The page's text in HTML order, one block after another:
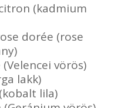
(kadmium
dorée (rose
vörös)
lakk)
lila)